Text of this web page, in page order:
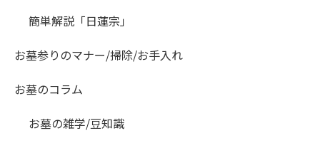
簡単解説「日蓮宗」
お墓参りのマナー/掃除/お手入れ
お墓のコラム
お墓の雑学/豆知識